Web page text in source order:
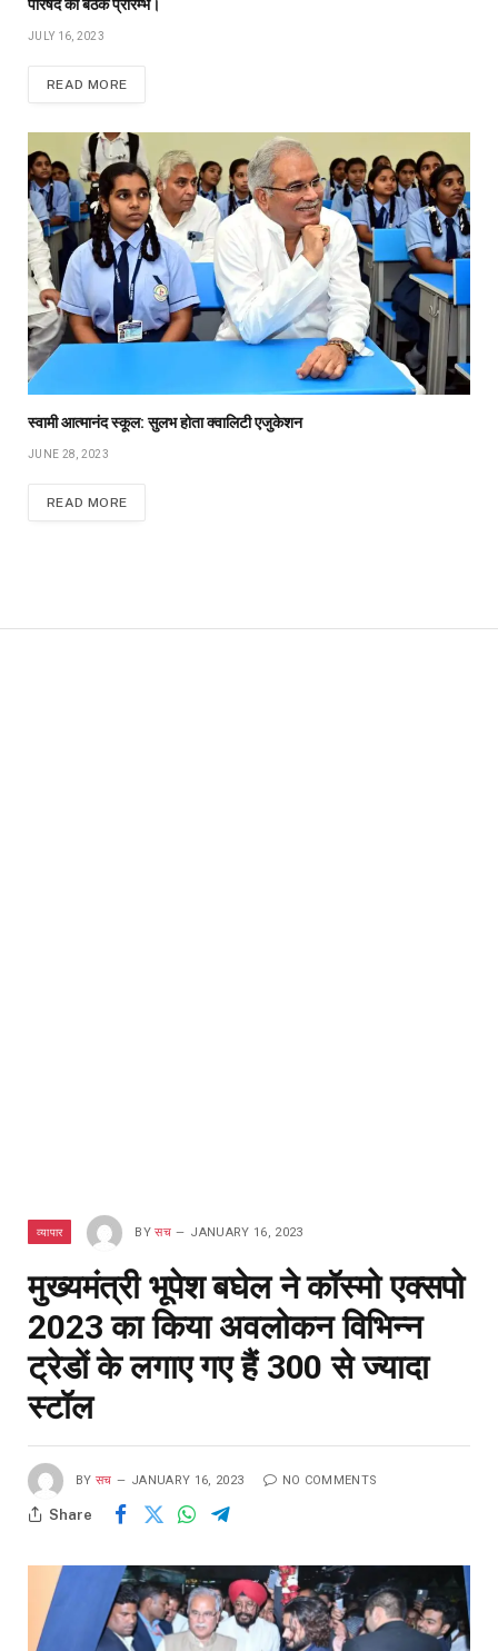
परिषद की बैठक प्रारम्भ।
JULY 16, 2023
READ MORE
स्वामी आत्मानंद स्कूल: सुलभ होता क्वालिटी एजुकेशन
JUNE 28, 2023
READ MORE
व्यापार BY सच JANUARY 16, 2023
मुख्यमंत्री भूपेश बघेल ने कॉस्मो एक्सपो
2023 का किया अवलोकन विभिन्न
ट्रेडों के लगाए गए हैं 300 से ज्यादा
स्टॉल
BY सच JANUARY 16, 2023 NO COMMENTS
Share